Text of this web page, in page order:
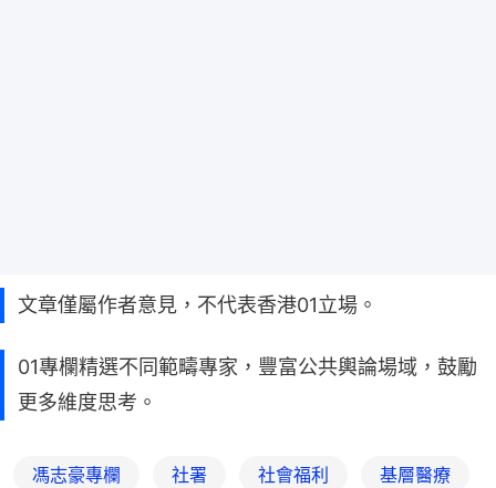
文章僅屬作者意見，不代表香港01立場。
01專欄精選不同範疇專家，豐富公共輿論場域，鼓勵
更多維度思考。
馮志豪專欄 社署 社會福利 基層醫療